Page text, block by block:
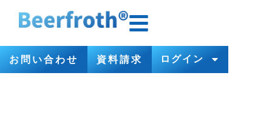
お問い合わせ 資料請求 ログイン